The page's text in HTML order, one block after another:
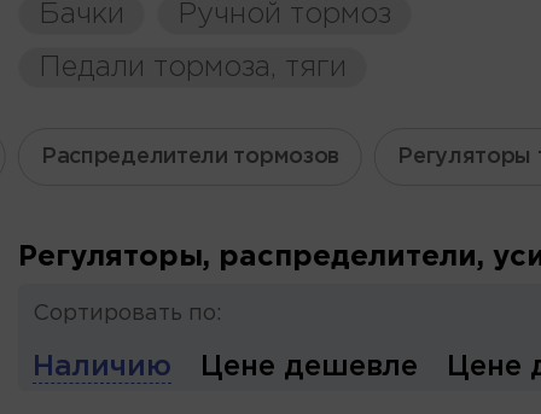
Бачки
Ручной тормоз
Педали тормоза, тяги
Распределители тормозов Регуляторы
Регуляторы, распределители,
Сортировать по:
Наличию Цене дешевле Цене